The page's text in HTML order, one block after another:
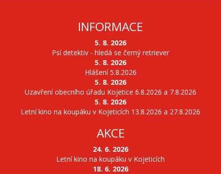
INFORMACE
5. 8. 2026
Psí detektiv - hledá se černý retriever
5. 8. 2026
Hlášení 5.8.2026
5. 8. 2026
Uzavření obecního úřadu Kojetice 6.8.2026 a 7.8.2026
5. 8. 2026
Letní kino na koupáku v Kojeticích 13.8.2026 a 27.8.2026
AKCE
24. 6. 2026
Letní kino na koupáku v Kojeticích
18. 6. 2026